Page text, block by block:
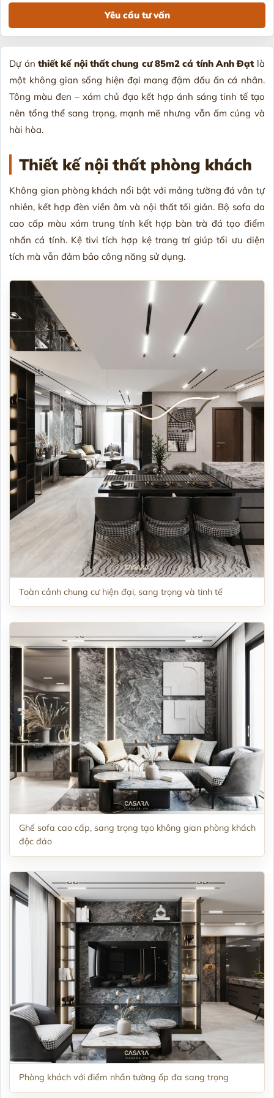
Dự án thiết kế nội thất chung cư 85m2 cá tính Anh Đạt là
một không gian sống hiện đại mang đậm dấu ấn cá nhân.
Tông màu đen – xám chủ đạo kết hợp ánh sáng tinh tế tạo
nên tổng thể sang trọng, mạnh mẽ nhưng vẫn ấm cúng và
hài hòa.
Thiết kế nội thất phòng khách
Không gian phòng khách nổi bật với mảng tường đá vân tự
nhiên, kết hợp đèn viền âm và nội thất tối giản. Bộ sofa da
cao cấp màu xám trung tính kết hợp bàn trà đá tạo điểm
nhấn cá tính. Kệ tivi tích hợp kệ trang trí giúp tối ưu diện
tích mà vẫn đảm bảo công năng sử dụng.
Toàn cảnh chung cư hiện đại, sang trọng và tinh tế
Ghế sofa cao cấp, sang trọng tạo không gian phòng khách
độc đáo
Phòng khách với điểm nhấn tường ốp đa sang trọng